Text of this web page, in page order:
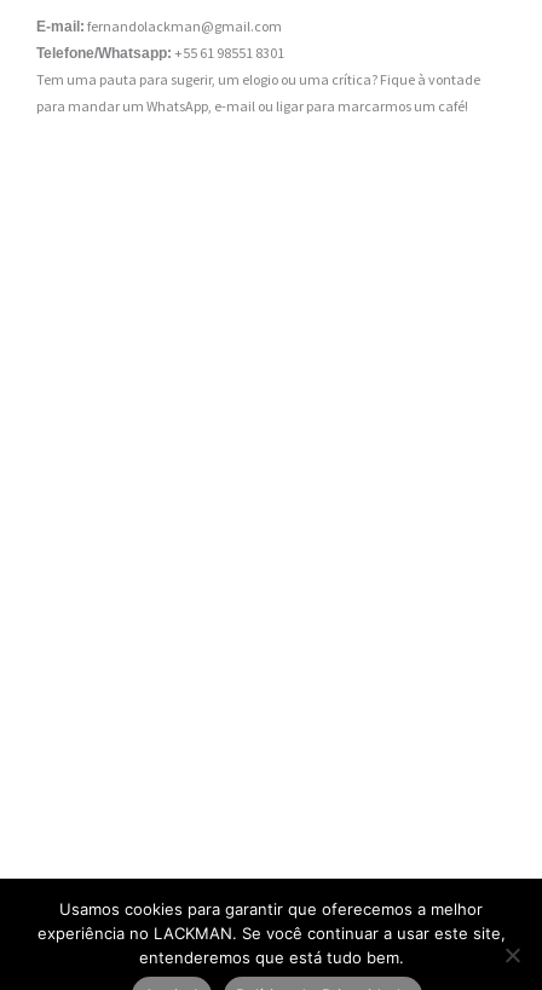
E-mail: fernandolackman@gmail.com
Telefone/Whatsapp: +55 61 98551 8301
Tem uma pauta para sugerir, um elogio ou uma crítica? Fique à vontade
para mandar um WhatsApp, e-mail ou ligar para marcarmos um café!
Usamos cookies para garantir que oferecemos a melhor
experiência no LACKMAN. Se você continuar a usar este site,
entenderemos que está tudo bem.